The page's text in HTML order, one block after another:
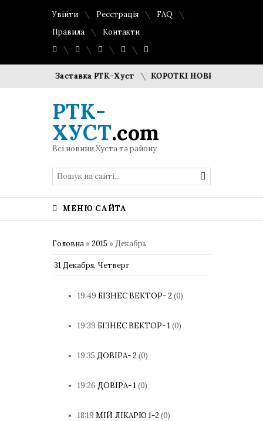
Увійти Реєстрація
FAQ
Правила
Контакти
Заставка РТК-Хуст КОРОТКІ НОВИНИ НА 23 05 19
РТК-
ХУСТ.com
Всі новини Хуста та району
МЕНЮ САЙТА
Головна »2015 » Декабрь
31 Декабря, Четверг
19:49 БІЗНЕС ВЕКТОР- 2 (0)
19:39 БІЗНЕС ВЕКТОР- 1 (0)
19:35 ДОВІРА- 2 (0)
19:26 ДОВІРА- 1 (0)
18:19 МІЙ ЛІКАРЮ 1-2 (0)